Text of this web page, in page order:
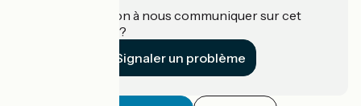
Une information à nous communiquer sur cet
établissement ?
Signaler un problème